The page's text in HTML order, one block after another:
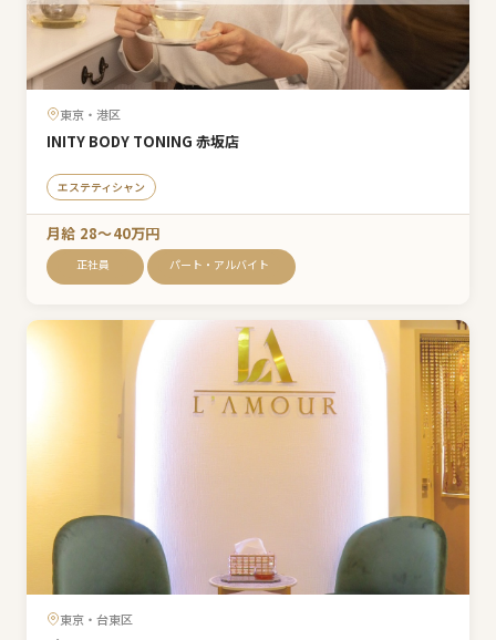
東京・港区
INITY BODY TONING 赤坂店
エステティシャン
月給 28〜40万円
正社員 パート・アルバイト
東京・台東区